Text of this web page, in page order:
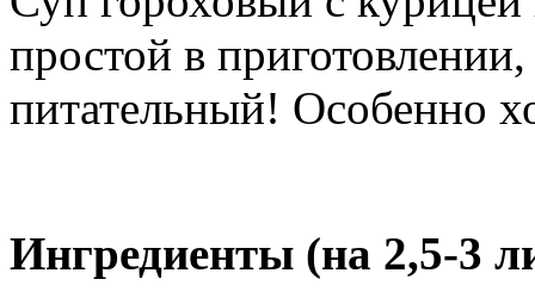
простой в
питательный! Особенно
Ингредиенты (на 2,5-3